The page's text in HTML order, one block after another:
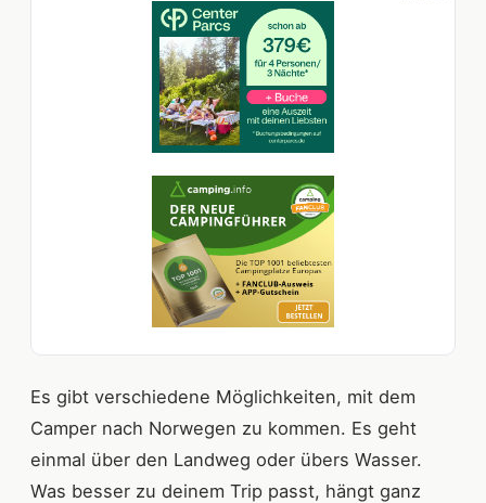
Es gibt verschiedene Möglichkeiten, mit dem
Camper nach Norwegen zu kommen. Es geht
einmal über den Landweg oder übers Wasser.
Was besser zu deinem Trip passt, hängt ganz